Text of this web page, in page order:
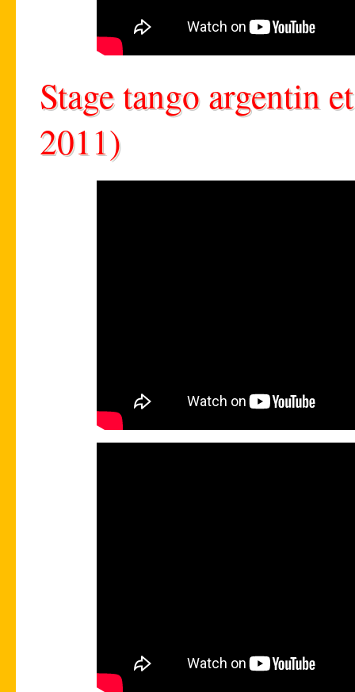
Stage tango argentin
2011)